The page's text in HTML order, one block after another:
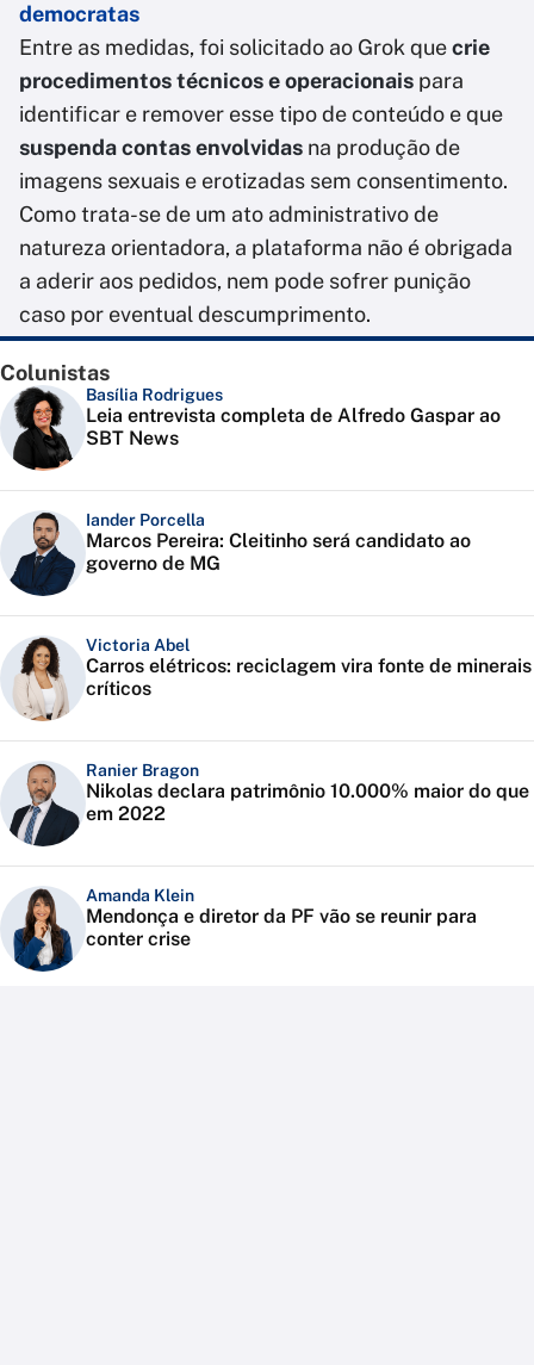
democratas
Entre as medidas, foi solicitado ao Grok quecrie
procedimentos técnicos e operacionais para
identificar e remover esse tipo de conteúdo e que
suspenda contas envolvidas na produção de
imagens sexuais e erotizadas sem consentimento.
Como trata-se de um ato administrativo de
natureza orientadora, a plataforma não é obrigada
a aderir aos pedidos, nem pode sofrer punição
caso por eventual descumprimento.
Colunistas
Basília Rodrigues
Leia entrevista completa de Alfredo Gaspar ao
SBT News
Iander Porcella
Marcos Pereira: Cleitinho será candidato ao
governo de MG
Victoria Abel
Carros elétricos: reciclagem vira fonte de minerais
críticos
Ranier Bragon
Nikolas declara patrimônio 10.000% maior do que
em 2022
Amanda Klein
Mendonça e diretor da PF vão se reunir para
conter crise